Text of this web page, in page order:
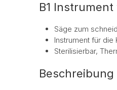
B1
Säge zum
Instrument für die
Sterilisierbar,
Beschreibung